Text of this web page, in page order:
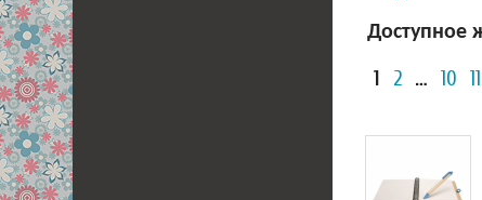
Доступное
1 2 … 10 11